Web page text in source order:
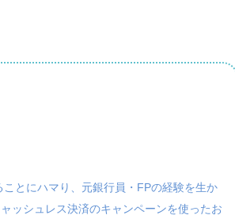
とにハマり、元銀行員・FPの経験を生か
ッシュレス決済のキャンペーンを使ったお